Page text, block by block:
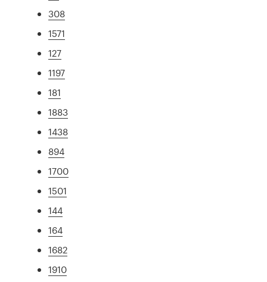
308
1571
127
1197
181
1883
1438
894
1700
1501
144
164
1682
1910